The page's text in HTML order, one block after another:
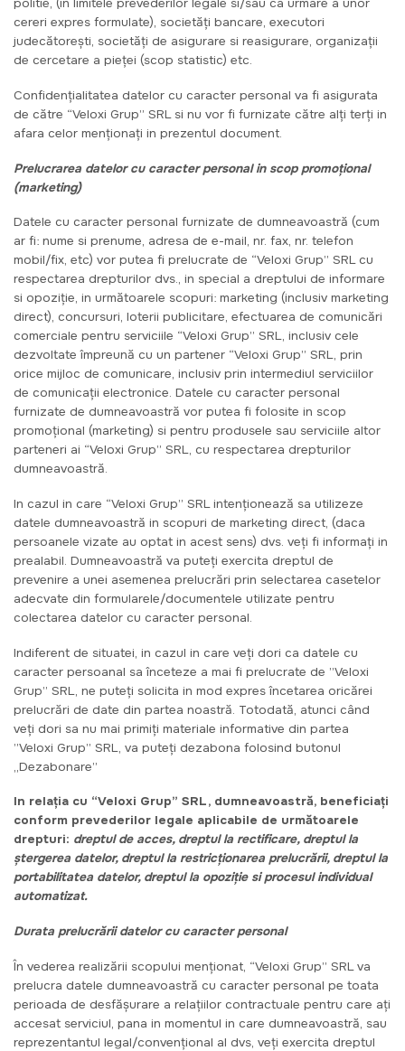
politie, (in limitele prevederilor legale si/sau ca urmare a unor
cereri expres formulate), societăți bancare, executori
judecătorești, societăți de asigurare si reasigurare, organizații
de cercetare a pieței (scop statistic) etc.
Confidențialitatea datelor cu caracter personal va fi asigurata
de către “Veloxi Grup” SRL si nu vor fi furnizate către alți terți in
afara celor menționați in prezentul document.
Prelucrarea datelor cu caracter personal in scop promoțional
(marketing)
Datele cu caracter personal furnizate de dumneavoastră (cum
ar fi: nume si prenume, adresa de e-mail, nr. fax, nr. telefon
mobil/fix, etc) vor putea fi prelucrate de “Veloxi Grup” SRL cu
respectarea drepturilor dvs., in special a dreptului de informare
si opoziție, in următoarele scopuri: marketing (inclusiv marketing
direct), concursuri, loterii publicitare, efectuarea de comunicări
comerciale pentru serviciile “Veloxi Grup” SRL, inclusiv cele
dezvoltate împreună cu un partener “Veloxi Grup” SRL, prin
orice mijloc de comunicare, inclusiv prin intermediul serviciilor
de comunicații electronice. Datele cu caracter personal
furnizate de dumneavoastră vor putea fi folosite in scop
promoțional (marketing) si pentru produsele sau serviciile altor
parteneri ai “Veloxi Grup” SRL, cu respectarea drepturilor
dumneavoastră.
In cazul in care “Veloxi Grup” SRL intenționează sa utilizeze
datele dumneavoastră in scopuri de marketing direct, (daca
persoanele vizate au optat in acest sens) dvs. veți fi informați in
prealabil. Dumneavoastră va puteți exercita dreptul de
prevenire a unei asemenea prelucrări prin selectarea casetelor
adecvate din formularele/documentele utilizate pentru
colectarea datelor cu caracter personal.
Indiferent de situatei, in cazul in care veți dori ca datele cu
caracter persoanal sa înceteze a mai fi prelucrate de ”Veloxi
Grup” SRL, ne puteți solicita in mod expres încetarea oricărei
prelucrări de date din partea noastră. Totodată, atunci când
veți dori sa nu mai primiți materiale informative din partea
”Veloxi Grup” SRL, va puteți dezabona folosind butonul
„Dezabonare”
In relația cu “Veloxi Grup” SRL, dumneavoastră, beneficiați
conform prevederilor legale aplicabile de următoarele
drepturi: dreptul de acces, dreptul la rectificare, dreptul la
ștergerea datelor, dreptul la restricționarea prelucrării, dreptul la
portabilitatea datelor, dreptul la opoziție si procesul individual
automatizat.
Durata prelucrării datelor cu caracter personal
În vederea realizării scopului menționat, “Veloxi Grup” SRL va
prelucra datele dumneavoastră cu caracter personal pe toata
perioada de desfășurare a relațiilor contractuale pentru care ați
accesat serviciul, pana in momentul in care dumneavoastră, sau
reprezentantul legal/convențional al dvs, veți exercita dreptul